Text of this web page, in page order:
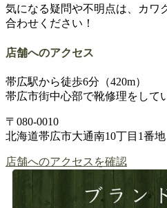
気になる疑問や不明点は、カワ
合わせください！
店舗へのアクセス
帯広駅から徒歩6分（420m）
帯広市街中心部で靴修理をして
〒080-0010
北海道帯広市大通南10丁目1番地
店舗へのアクセスを確認